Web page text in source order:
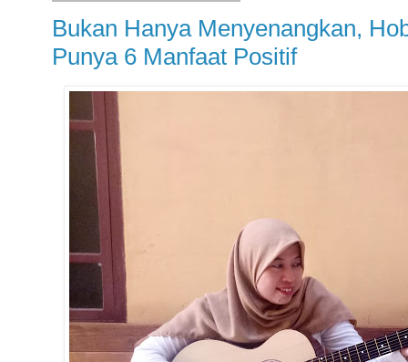
Bukan Hanya Menyenangkan,
Punya 6 Manfaat Positif